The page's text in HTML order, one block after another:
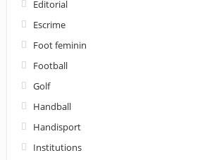
Editorial
Escrime
Foot feminin
Football
Golf
Handball
Handisport
Institutions